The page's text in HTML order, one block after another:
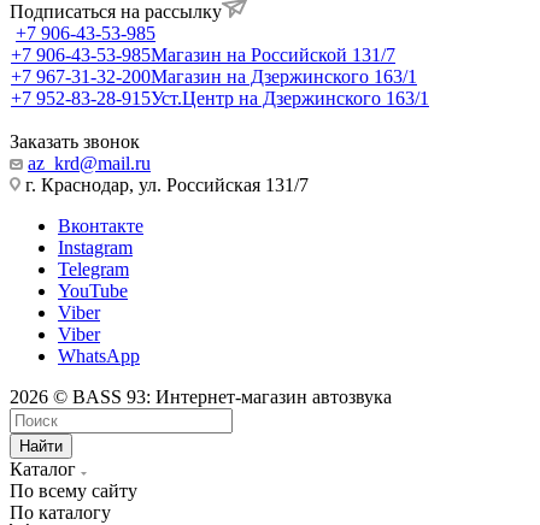
Подписаться на рассылку
+7 906-43-53-985
+7 906-43-53-985Магазин на Российской 131/7
+7 967-31-32-200Магазин на Дзержинского 163/1
+7 952-83-28-915Уст.Центр на Дзержинского 163/1
Заказать звонок
az_krd@mail.ru
г. Краснодар, ул. Российская 131/7
Вконтакте
Instagram
Telegram
YouTube
Viber
Viber
WhatsApp
2026 © BASS 93: Интернет-магазин автозвука
Найти
Каталог
По всему сайту
По каталогу